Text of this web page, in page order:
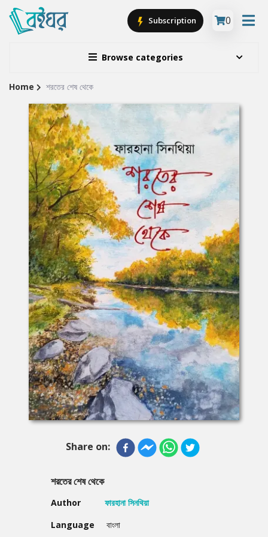
Browse categories
Subscription 0
Site
Breadcrumb
Home শরতের শেষ থেকে
Share on:
শরতের শেষ থেকে
Author
ফারহানা সিনথিয়া
Language
বাংলা